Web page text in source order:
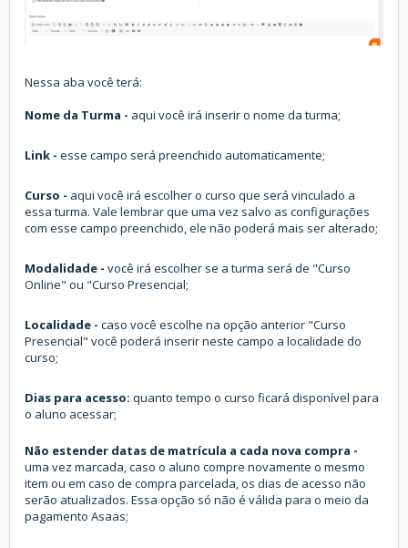
Nessa aba você terá:
Nome da Turma - aqui você irá inserir o nome da turma;
Link - esse campo será preenchido automaticamente;
Curso - aqui você irá escolher o curso que será vinculado a
essa turma. Vale lembrar que uma vez salvo as configurações
com esse campo preenchido, ele não poderá mais ser alterado;
Modalidade - você irá escolher se a turma será de "Curso
Online" ou "Curso Presencial;
Localidade - caso você escolhe na opção anterior "Curso
Presencial" você poderá inserir neste campo a localidade do
curso;
Dias para acesso: quanto tempo o curso ficará disponível para
o aluno acessar;
Não estender datas de matrícula a cada nova compra -
uma vez marcada, caso o aluno compre novamente o mesmo
item ou em caso de compra parcelada, os dias de acesso não
serão atualizados. Essa opção só não é válida para o meio da
pagamento Asaas;